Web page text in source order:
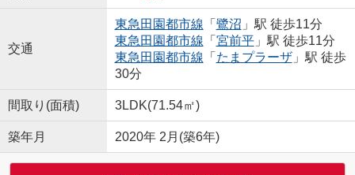
交通
東急田園都市線 「 鷺沼 」駅 徒歩11分
東急田園都市線 「 宮前平」駅 徒歩11分
東急田園都市線 「 たまプラーザ」駅 徒歩
30分
間取り(面積) 3LDK(71.54㎡)
築年月 2020年 2月(築6年)